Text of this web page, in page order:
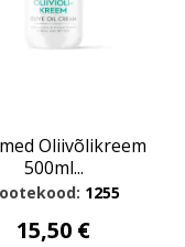
Oliivõlikreem
500ml...
1255
15,50 €